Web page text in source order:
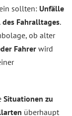
sollten: Unfälle
Fahralltages.
ob alter
Fahrer wird
Situationen zu
überhaupt